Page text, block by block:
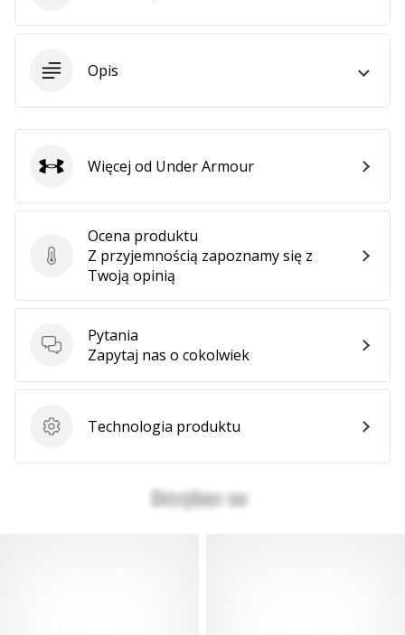
Opis
Ocena produktu
Ocena produktu
Z przyjemnością zapoznamy się z
Twoją opinią
Pytania
Pytania
Zapytaj nas o cokolwiek
Technologia produktu
Technologia produktu
Under Armour
Więcej od Under Armour